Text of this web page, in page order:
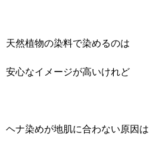
天然植物の染料で染めるのは
安心なイメージが高いけれど
ヘナ染めが地肌に合わない原因は